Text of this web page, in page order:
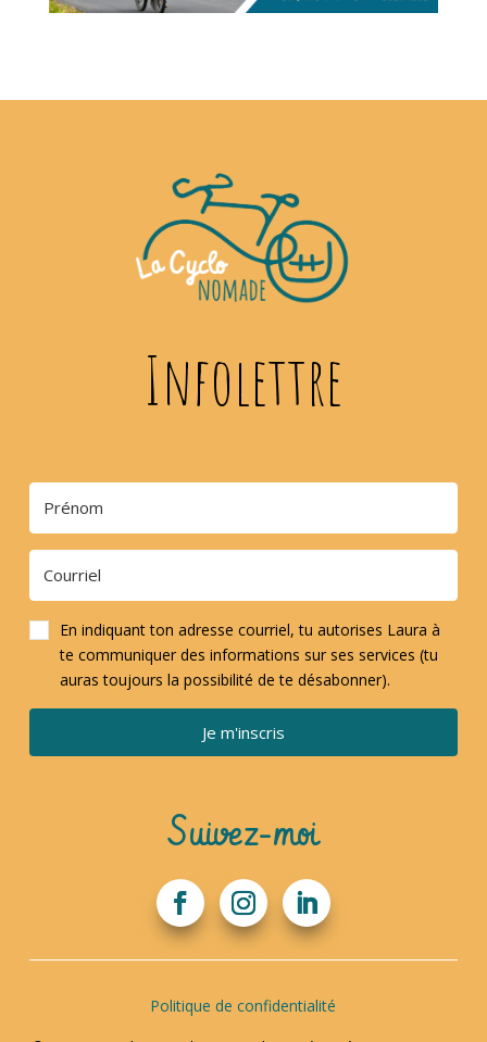
Infolettre
En indiquant ton adresse courriel, tu autorises Laura à
te communiquer des informations sur ses services (tu
auras toujours la possibilité de te désabonner).
Je m'inscris
Suivez-moi
Politique de confidentialité